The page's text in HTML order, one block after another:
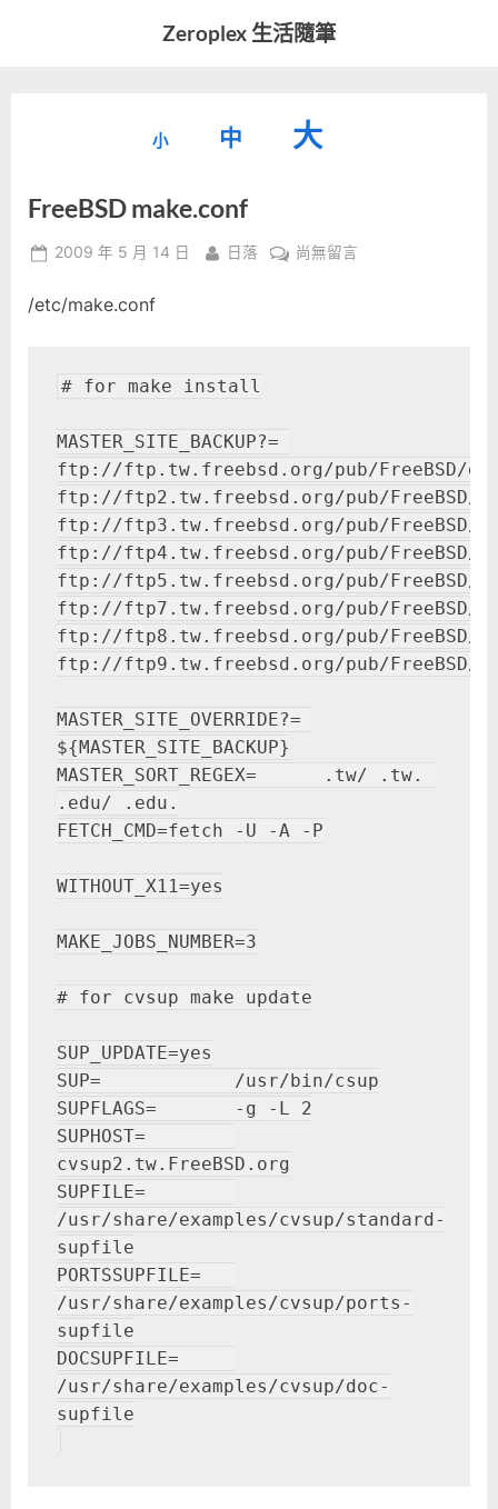
Zeroplex 生活隨筆
發
活
事
小
型
小。
中
重
型
大
字
FreeBSD make.conf
Posted
2009 年 5 月 14 日 By
日落
在
尚無留言
/etc/make.conf
# for make install
MASTER_SITE_BACKUP?=
ftp://ftp.tw.freebsd.org/pub/FreeBSD/
ftp://ftp2.tw.freebsd.org/pub/FreeBSD/
ftp://ftp3.tw.freebsd.org/pub/FreeBSD/
ftp://ftp4.tw.freebsd.org/pub/FreeBSD/
ftp://ftp5.tw.freebsd.org/pub/FreeBSD/
ftp://ftp7.tw.freebsd.org/pub/FreeBSD/
ftp://ftp8.tw.freebsd.org/pub/FreeBSD/
ftp://ftp9.tw.freebsd.org/pub/FreeBSD/
MASTER_SITE_OVERRIDE?=
${MASTER_SITE_BACKUP}
MASTER_SORT_REGEX=      .tw/ .tw.
.edu/ .edu.
FETCH_CMD=fetch -U -A -P
WITHOUT_X11=yes
MAKE_JOBS_NUMBER=3
# for cvsup make update
SUP_UPDATE=yes
SUP=            /usr/bin/csup
SUPFLAGS=       -g -L 2
SUPHOST=
cvsup2.tw.FreeBSD.org
SUPFILE=
/usr/share/examples/cvsup/standard-
supfile
PORTSSUPFILE=
/usr/share/examples/cvsup/ports-
supfile
DOCSUPFILE=
/usr/share/examples/cvsup/doc-
supfile